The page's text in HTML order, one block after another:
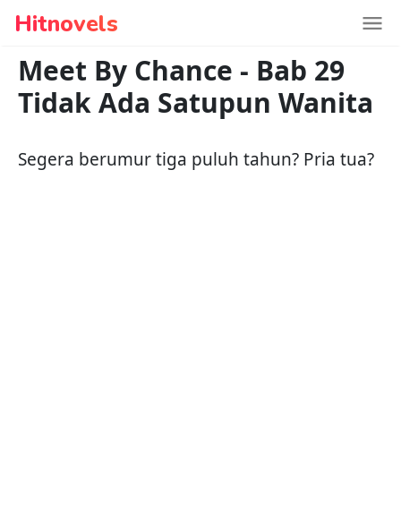
Hitnovels
Meet By Chance - Bab 29
Tidak Ada Satupun Wanita
Segera berumur tiga puluh tahun? Pria tua?